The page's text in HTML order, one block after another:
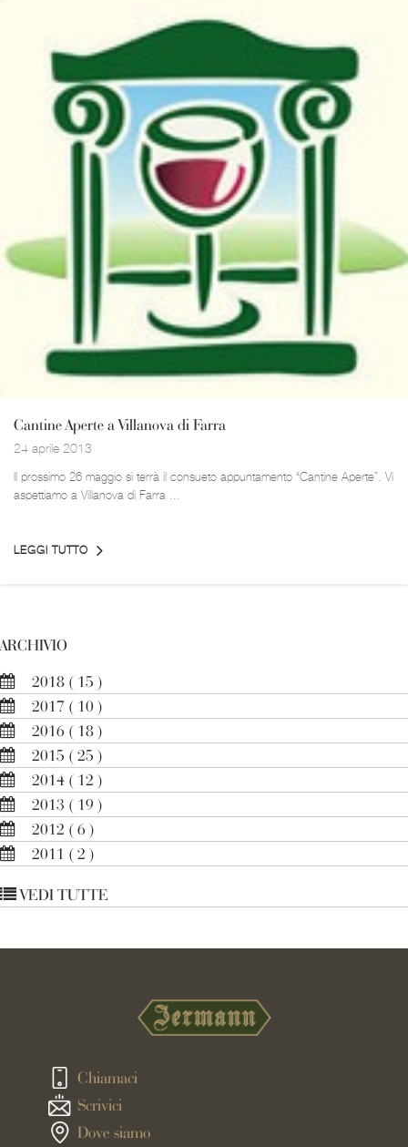
Cantine Aperte a Villanova di Farra
24 aprile 2013
Il prossimo 26 maggio si terrà il consueto appuntamento “Cantine Aperte”. Vi
aspettiamo a Villanova di Farra ...
LEGGI TUTTO
ARCHIVIO
2018 ( 15 )
2017 ( 10 )
2016 ( 18 )
2015 ( 25 )
2014 ( 12 )
2013 ( 19 )
2012 ( 6 )
2011 ( 2 )
VEDI TUTTE
Chiamaci
Scrivici
Dove siamo